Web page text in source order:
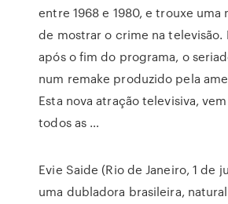
entre 1968 e 1980, e trouxe uma
de mostrar o crime na televisão.
após o fim do programa, o
num remake produzido pela
Esta nova atração televisiva,
todos as …
Evie Saide (Rio de Janeiro, 1 de
uma dubladora brasileira,